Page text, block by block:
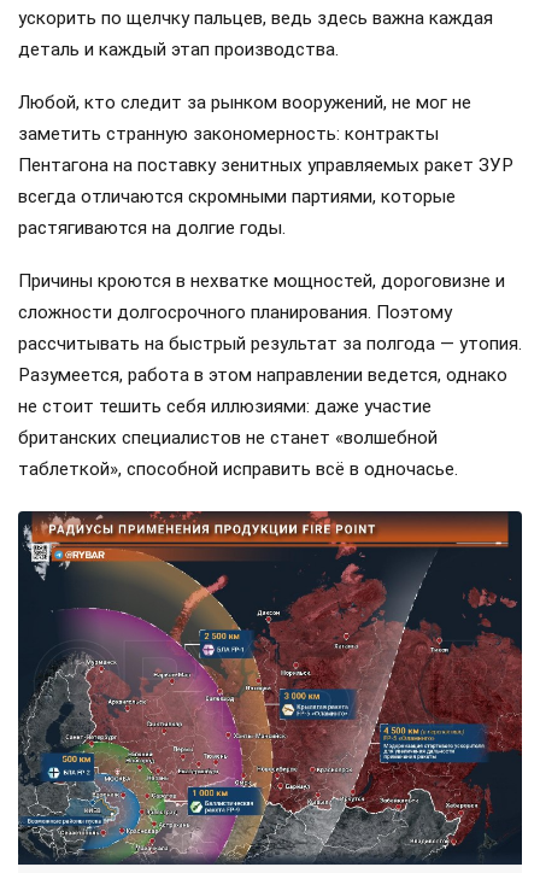
ускорить по щелчку пальцев, ведь здесь важна каждая
деталь и каждый этап производства.
Любой, кто следит за рынком вооружений, не мог не
заметить странную закономерность: контракты
Пентагона на поставку зенитных управляемых ракет ЗУР
всегда отличаются скромными партиями, которые
растягиваются на долгие годы.
Причины кроются в нехватке мощностей, дороговизне и
сложности долгосрочного планирования. Поэтому
рассчитывать на быстрый результат за полгода — утопия.
Разумеется, работа в этом направлении ведется, однако
не стоит тешить себя иллюзиями: даже участие
британских специалистов не станет «волшебной
таблеткой», способной исправить всё в одночасье.